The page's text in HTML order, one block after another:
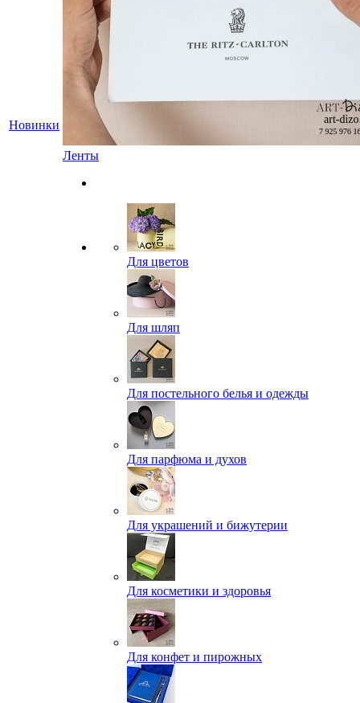
Новинки
Ленты
Для цветов
Для шляп
Для постельного белья и одежды
Для парфюма и духов
Для украшений и бижутерии
Для косметики и здоровья
Для конфет и пирожных